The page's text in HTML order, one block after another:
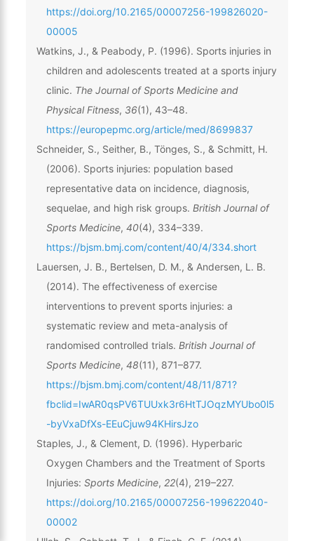
https://doi.org/10.2165/00007256-199826020-
00005
Watkins, J., & Peabody, P. (1996). Sports injuries in
children and adolescents treated at a sports injury
clinic. The Journal of Sports Medicine and
Physical Fitness, 36(1), 43–48.
https://europepmc.org/article/med/8699837
Schneider, S., Seither, B., Tönges, S., & Schmitt, H.
(2006). Sports injuries: population based
representative data on incidence, diagnosis,
sequelae, and high risk groups. British Journal of
Sports Medicine, 40(4), 334–339.
https://bjsm.bmj.com/content/40/4/334.short
Lauersen, J. B., Bertelsen, D. M., & Andersen, L. B.
(2014). The effectiveness of exercise
interventions to prevent sports injuries: a
systematic review and meta-analysis of
randomised controlled trials. British Journal of
Sports Medicine, 48(11), 871–877.
https://bjsm.bmj.com/content/48/11/871?
fbclid=IwAR0qsPV6TUUxk3r6HtTJOqzMYUbo0l5
-byVxaDfXs-EEuCjuw94KHirsJzo
Staples, J., & Clement, D. (1996). Hyperbaric
Oxygen Chambers and the Treatment of Sports
Injuries: Sports Medicine, 22(4), 219–227.
https://doi.org/10.2165/00007256-199622040-
00002